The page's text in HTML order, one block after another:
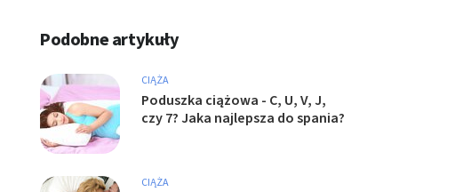
Podobne artykuły
CIĄŻA
Poduszka ciążowa - C, U, V, J,
czy 7? Jaka najlepsza do spania?
CIĄŻA